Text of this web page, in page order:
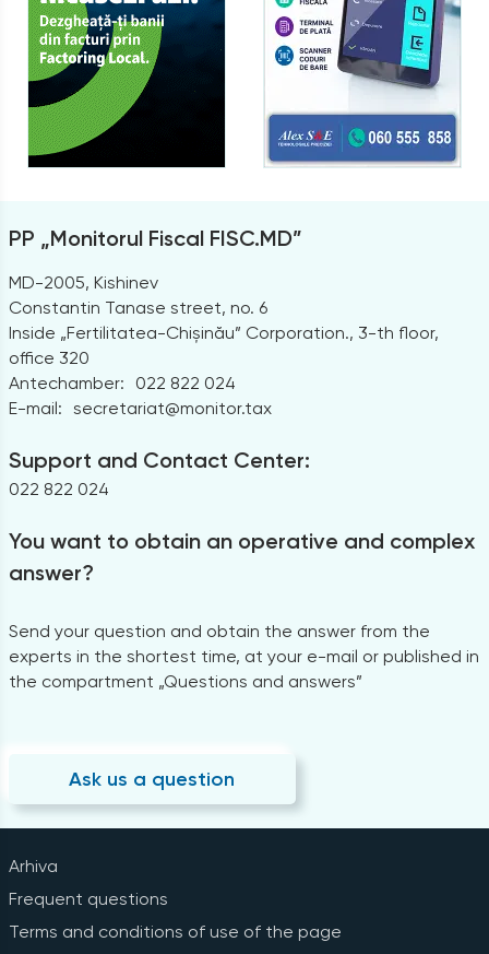
PP „Monitorul Fiscal FISC.MD”
MD-2005, Kishinev
Constantin Tanase street, no. 6
Inside „Fertilitatea-Chișinău” Corporation., 3-th floor,
office 320
Antechamber:
022 822 024
E-mail: secretariat@monitor.tax
Support and Contact Center:
022 822 024
You want to obtain an operative and complex
answer?
Send your question and obtain the answer from the
experts in the shortest time, at your e-mail or published in
the compartment „Questions and answers”
Ask us a question
Arhiva
Frequent questions
Terms and conditions of use of the page